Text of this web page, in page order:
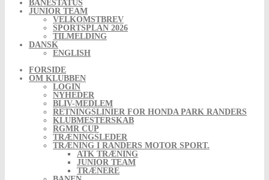
BANESTATUS
JUNIOR TEAM
VELKOMSTBREV
SPORTSPLAN 2026
TILMELDING
DANSK
ENGLISH
FORSIDE
OM KLUBBEN
LOGIN
NYHEDER
BLIV-MEDLEM
RETNINGSLINIER FOR HONDA PARK RANDERS
KLUBMESTERSKAB
RGMR CUP
TRÆNINGSLEDER
TRÆNING I RANDERS MOTOR SPORT.
ATK TRÆNING
JUNIOR TEAM
TRÆNERE